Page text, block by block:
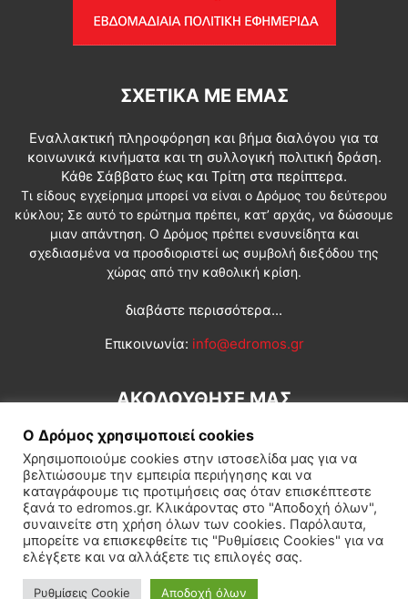
ΣΧΕΤΙΚΆ ΜΕ ΕΜΆΣ
Εναλλακτική πληροφόρηση και βήμα διαλόγου για τα
κοινωνικά κινήματα και τη συλλογική πολιτική δράση.
Κάθε Σάββατο έως και Τρίτη στα περίπτερα.
Τι είδους εγχείρημα μπορεί να είναι ο Δρόμος του δεύτερου
κύκλου; Σε αυτό το ερώτημα πρέπει, κατ’ αρχάς, να δώσουμε
μιαν απάντηση. Ο Δρόμος πρέπει ενσυνείδητα και
σχεδιασμένα να προσδιοριστεί ως συμβολή διεξόδου της
χώρας από την καθολική κρίση.
διαβάστε περισσότερα...
Επικοινωνία: info@edromos.gr
ΑΚΟΛΟΥΘΗΣΕ ΜΑΣ
Εγγραφή συνδρομητή Πολιτική Διεθνή Κοινωνία
Πολιτισμός Αφιερώματα
Ο Δρόμος χρησιμοποιεί cookies
Χρησιμοποιούμε cookies στην ιστοσελίδα μας για να
βελτιώσουμε την εμπειρία περιήγησης και να
καταγράφουμε τις προτιμήσεις σας όταν επισκέπτεστε
ξανά το edromos.gr. Κλικάροντας στο "Αποδοχή όλων",
συναινείτε στη χρήση όλων των cookies. Παρόλαυτα,
μπορείτε να επισκεφθείτε τις "Ρυθμίσεις Cookies" για να
ελέγξετε και να αλλάξετε τις επιλογές σας.
Ρυθμίσεις Cookie Αποδοχή όλων